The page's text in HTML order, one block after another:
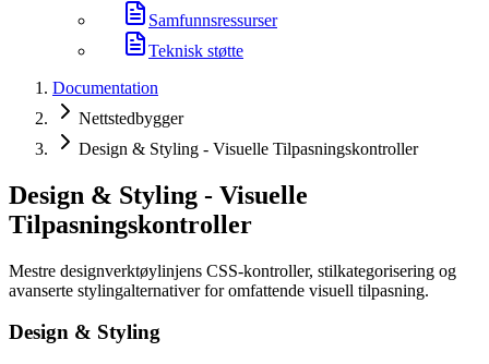
Samfunnsressurser
Teknisk støtte
Documentation
Nettstedbygger
Design & Styling - Visuelle Tilpasningskontroller
Design & Styling - Visuelle
Tilpasningskontroller
Mestre designverktøylinjens CSS-kontroller, stilkategorisering og
avanserte stylingalternativer for omfattende visuell tilpasning.
Design & Styling